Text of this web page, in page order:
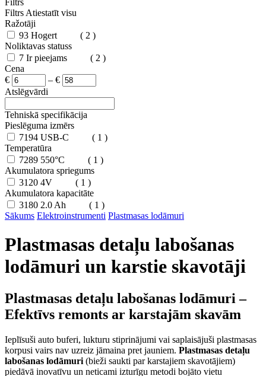
Filtrs
Filtrs Atiestatīt visu
Ražotāji
93 Hogert
( 2 )
Noliktavas statuss
7 Ir pieejams
( 2 )
Cena
€
– €
Atslēgvārdi
Tehniskā specifikācija
Pieslēguma izmērs
7194 USB-C
( 1 )
Temperatūra
7289 550°C
( 1 )
Akumulatora spriegums
3120 4V
( 1 )
Akumulatora kapacitāte
3180 2.0 Ah
( 1 )
Sākums Elektroinstrumenti Plastmasas lodāmuri
Plastmasas detaļu labošanas
lodāmuri un karstie skavotāji
Plastmasas detaļu labošanas lodāmuri –
Efektīvs remonts ar karstajām skavām
Ieplīsuši auto buferi, lukturu stiprinājumi vai saplaisājuši plastmasas
korpusi vairs nav uzreiz jāmaina pret jauniem. Plastmasas detaļu
labošanas lodāmuri (bieži saukti par karstajiem skavotājiem)
piedāvā inovatīvu un neticami izturīgu metodi bojāto vietu